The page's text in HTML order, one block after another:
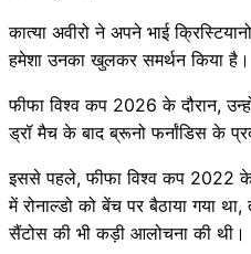
कात्या अवीरो ने अपने भाई
हमेशा उनका खुलकर समर्थन किया है।
फीफा विश्व कप 2026 के दौरान,
ड्रॉ मैच के बाद ब्रूनो फर्नांडिस के
इससे पहले, फीफा विश्व कप 2022 के
में रोनाल्डो को बेंच पर बैठाया गया था,
सैंटोस की भी कड़ी आलोचना की थी।